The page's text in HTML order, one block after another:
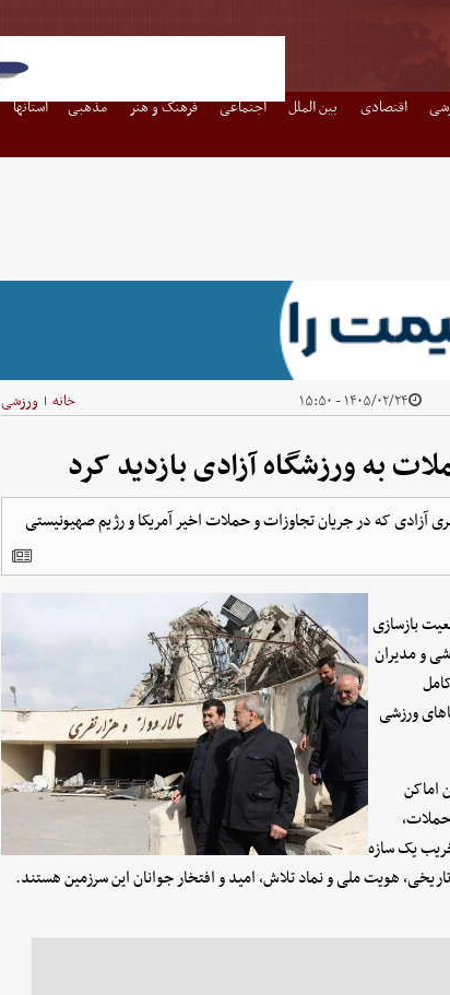
اقتصادی بین الملل اجتماعی فرهنگ و هنر مذهبی استانها
۱۴۰۵/۰۲/۲۴ - ۱۵:۵۰ خانه | ورزشی
به ورزشگاه آزادی بازدید کرد
از مجموعه ورزشی 12 هزار نفری آزادی که در جریان تجاوزات و حملات اخیر آمریکا و رژیم صهیونیستی
بازسازی
و مدیران
ورزشی
اماکن
یک سازه
هویت ملی و نماد تلاش، امید و افتخار جوانان این سرزمین هستند.